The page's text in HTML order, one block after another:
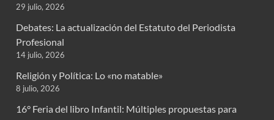
29 julio, 2026
Debates: La actualización del Estatuto del Periodista
Profesional
14 julio, 2026
Religión y Política: Lo «no matable»
8 julio, 2026
16° Feria del libro Infantil: Múltiples propuestas para